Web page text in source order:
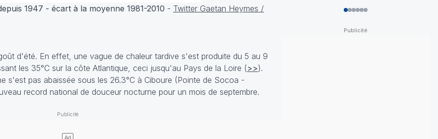
1947 - écart à la moyenne 1981-2010 - Twitter Gaetan Heymes /
d'été. En effet, une vague de chaleur tardive s'est produite du 5 au 9
les 35°C sur la côte Atlantique, ceci jusqu'au Pays de la Loire (>>).
s'est pas abaissée sous les 26.3°C à Ciboure (Pointe de Socoa -
record national de douceur nocturne pour un mois de septembre.
012345